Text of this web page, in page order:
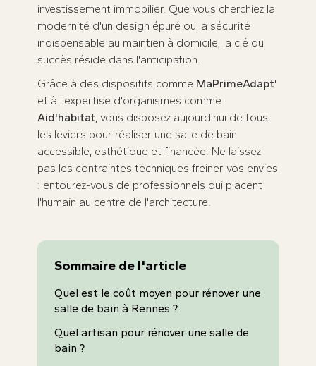
investissement immobilier. Que vous cherchiez la
modernité d'un design épuré ou la sécurité
indispensable au maintien à domicile, la clé du
succès réside dans l'anticipation.
Grâce à des dispositifs comme MaPrimeAdapt'
et à l'expertise d'organismes comme
Aid'habitat, vous disposez aujourd'hui de tous
les leviers pour réaliser une salle de bain
accessible, esthétique et financée. Ne laissez
pas les contraintes techniques freiner vos envies
: entourez-vous de professionnels qui placent
l'humain au centre de l'architecture.
Sommaire de l'article
Quel est le coût moyen pour rénover une
salle de bain à Rennes ?
Quel artisan pour rénover une salle de
bain ?